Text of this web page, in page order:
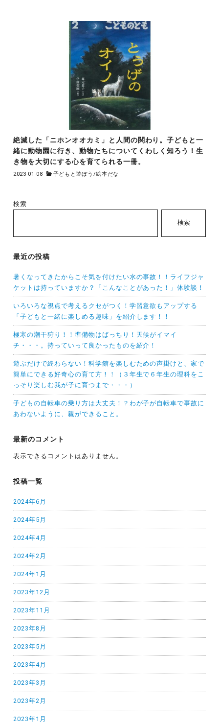
絶滅した「ニホンオオカミ」と人間の関わり。子どもと一
緒に動物園に行き、動物たちについてくわしく知ろう！生
き物を大切にする心を育てられる一冊。
2023-01-08 子どもと遊ぼう /絵本だな
検索
検索
最近の投稿
暑くなってきたからこそ気を付けたい水の事故！！ライフジャ
ケットは持っていますか？「こんなことがあった！」体験談！
いろいろな視点で考えるクセがつく！学習意欲もアップする
「子どもと一緒に楽しめる趣味」を紹介します！！
極寒の潮干狩り！！準備物はばっちり！天候がイマイ
チ・・・。持っていって良かったものを紹介！
遊ぶだけで終わらない！科学館を楽しむための声掛けと、家で
簡単にできる好奇心の育て方！！（３年生で６年生の理科をこ
っそり楽しむ我が子に育つまで・・・）
子どもの自転車の乗り方は大丈夫！？わが子が自転車で事故に
あわないように、親ができること。
最新のコメント
表示できるコメントはありません。
投稿一覧
2024年6月
2024年5月
2024年4月
2024年2月
2024年1月
2023年12月
2023年11月
2023年8月
2023年5月
2023年4月
2023年3月
2023年2月
2023年1月